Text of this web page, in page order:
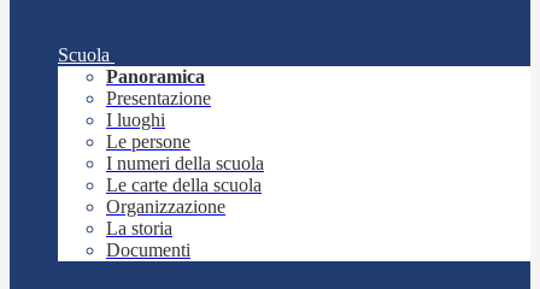
Scuola
Panoramica
Presentazione
I luoghi
Le persone
I numeri della scuola
Le carte della scuola
Organizzazione
La storia
Documenti